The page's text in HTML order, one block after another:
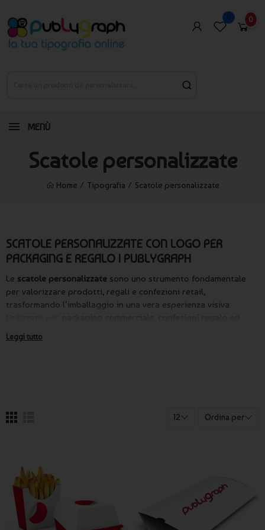
0 0
MENÙ
Scatole personalizzate
Home Tipografia Scatole personalizzate
SCATOLE PERSONALIZZATE CON LOGO PER
PACKAGING E REGALO | PUBLYGRAPH
Le scatole personalizzate sono uno strumento fondamentale
per valorizzare prodotti, regali e confezioni retail,
trasformando l’imballaggio in una vera esperienza visiva.
identità del brand fin dal primo contatto.
Scatole personalizzate per packaging e
scatole personalizzate online
per:
Packaging di prodotti retail ed e-commerce
Confezioni regalo personalizzate
Leggi tutto
12 Ordina per